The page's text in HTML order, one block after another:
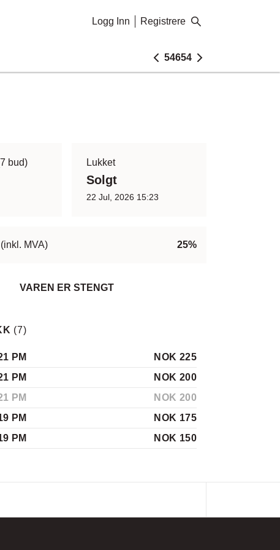
Logg Inn Registrere
54654
bud) Lukket
Solgt
22 Jul, 2026 15:23
MVA) 25%
VAREN ER STENGT
(7)
PM NOK 225
PM NOK 200
PM NOK 200
PM NOK 175
PM NOK 150